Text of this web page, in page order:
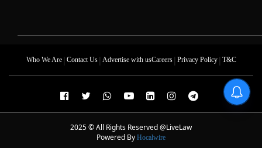
Who We Are| Contact Us| Advertise with usCareers| Privacy Policy| T&C
2025 © All Rights Reserved @LiveLaw
Powered By Hocalwire